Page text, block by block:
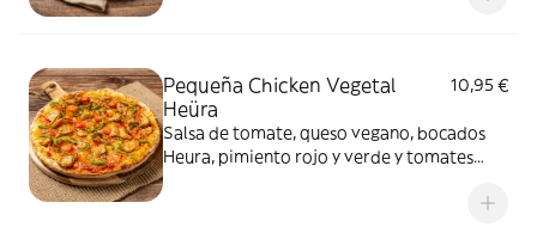
Pequeña Chicken Vegetal
Heüra
10,95 €
Salsa de tomate, queso vegano, bocados
Heura, pimiento rojo y verde y tomates